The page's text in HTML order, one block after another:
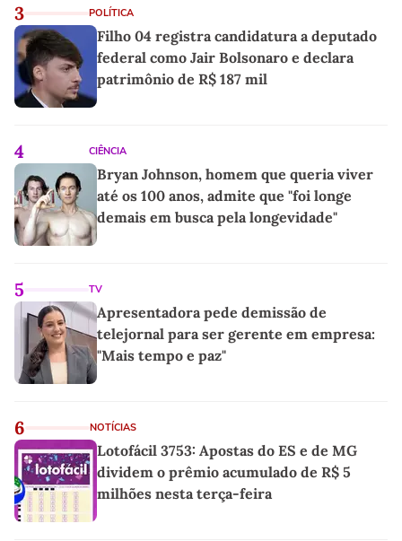
3 POLÍTICA
Filho 04 registra candidatura a deputado
federal como Jair Bolsonaro e declara
patrimônio de R$ 187 mil
4 CIÊNCIA
Bryan Johnson, homem que queria viver
até os 100 anos, admite que "foi longe
demais em busca pela longevidade"
5 TV
Apresentadora pede demissão de
telejornal para ser gerente em empresa:
"Mais tempo e paz"
6 NOTÍCIAS
Lotofácil 3753: Apostas do ES e de MG
dividem o prêmio acumulado de R$ 5
milhões nesta terça-feira